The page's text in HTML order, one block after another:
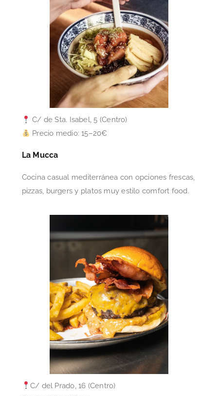
C/ de Sta. Isabel, 5 (Centro)
Precio medio: 15–20€
La Mucca
Cocina casual mediterránea con opciones frescas,
pizzas, burgers y platos muy estilo comfort food.
C/ del Prado, 16 (Centro)